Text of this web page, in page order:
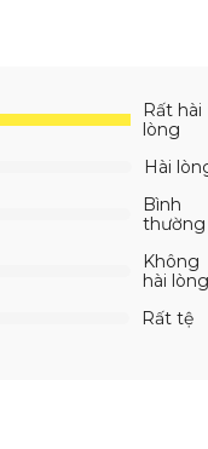
Rất hài
lòng
Hài
Bình
thường
Không
hài lòng
Rất tệ